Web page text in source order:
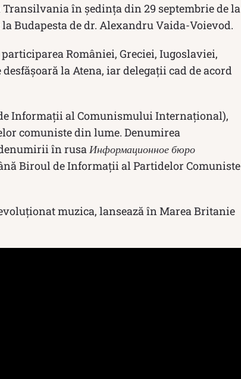
în şedinţa din 29 septembrie de la
Budapesta de dr. Alexandru Vaida-Voievod.
României, Greciei, Iugoslaviei,
la Atena, iar delegaţii cad de acord
Informaţii al Comunismului Internaţional),
comuniste din lume. Denumirea
în rusaИнформационное бюро
Biroul de Informații al Partidelor Comuniste
muzica, lansează în Marea Britanie